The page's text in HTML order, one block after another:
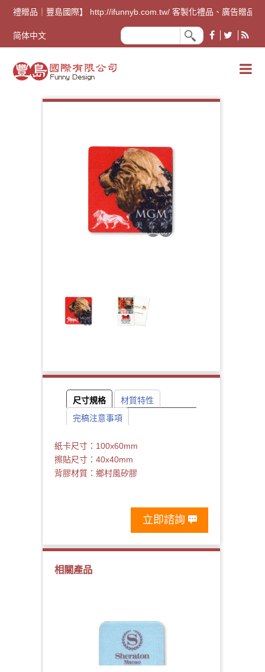
告禮贈品｜豐島國際】 http://ifunnyb.com.tw/ 客製化禮品、廣告贈品
简体中文
尺寸規格
材質特性
完稿注意事項
紙卡尺寸：100x60mm
擦貼尺寸：40x40mm
背膠材質：鄉村風矽膠
立即諮詢
相關產品